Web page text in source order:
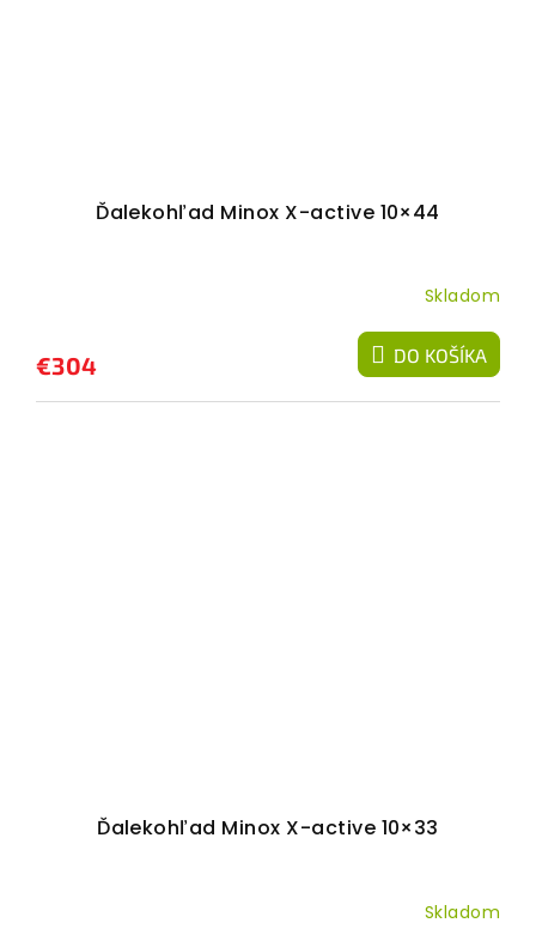
Ďalekohľad Minox X-active 10×44
Skladom
€304 DO KOŠÍKA
Ďalekohľad Minox X-active 10×33
Skladom